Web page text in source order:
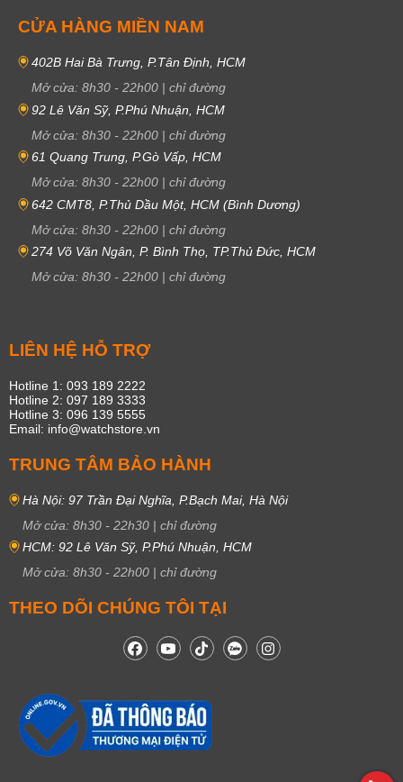
CỬA HÀNG MIỀN NAM
402B Hai Bà Trưng, P.Tân Định, HCM
Mở cửa: 8h30 - 22h00 | chỉ đường
92 Lê Văn Sỹ, P.Phú Nhuận, HCM
Mở cửa: 8h30 - 22h00 | chỉ đường
61 Quang Trung, P.Gò Vấp, HCM
Mở cửa: 8h30 - 22h00 | chỉ đường
642 CMT8, P.Thủ Dầu Một, HCM (Bình Dương)
Mở cửa: 8h30 - 22h00 | chỉ đường
274 Võ Văn Ngân, P. Bình Thọ, TP.Thủ Đức, HCM
Mở cửa: 8h30 - 22h00 | chỉ đường
LIÊN HỆ HỖ TRỢ
Hotline 1: 093 189 2222
Hotline 2: 097 189 3333
Hotline 3: 096 139 5555
Email: info@watchstore.vn
TRUNG TÂM BẢO HÀNH
Hà Nội: 97 Trần Đại Nghĩa, P.Bạch Mai, Hà Nội
Mở cửa: 8h30 - 22h30 | chỉ đường
HCM: 92 Lê Văn Sỹ, P.Phú Nhuận, HCM
Mở cửa: 8h30 - 22h00 | chỉ đường
THEO DÕI CHÚNG TÔI TẠI